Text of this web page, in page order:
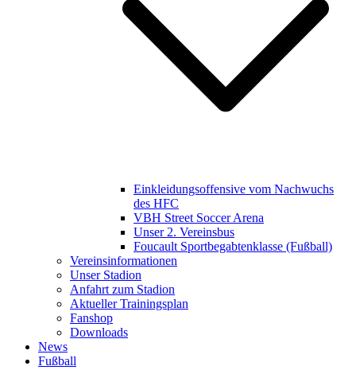
Einkleidungsoffensive vom Nachwuchs
des HFC
VBH Street Soccer Arena
Unser 2. Vereinsbus
Foucault Sportbegabtenklasse (Fußball)
Vereinsinformationen
Unser Stadion
Anfahrt zum Stadion
Aktueller Trainingsplan
Fanshop
Downloads
News
Fußball